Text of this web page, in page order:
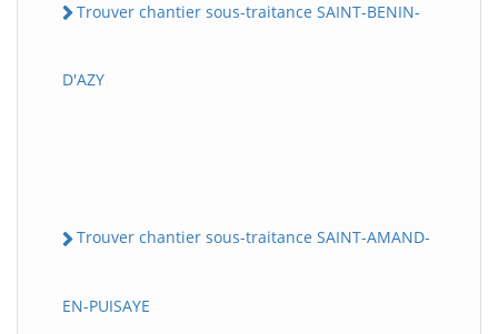
Trouver chantier sous-traitance SAINT-BENIN-
D'AZY
Trouver chantier sous-traitance SAINT-AMAND-
EN-PUISAYE